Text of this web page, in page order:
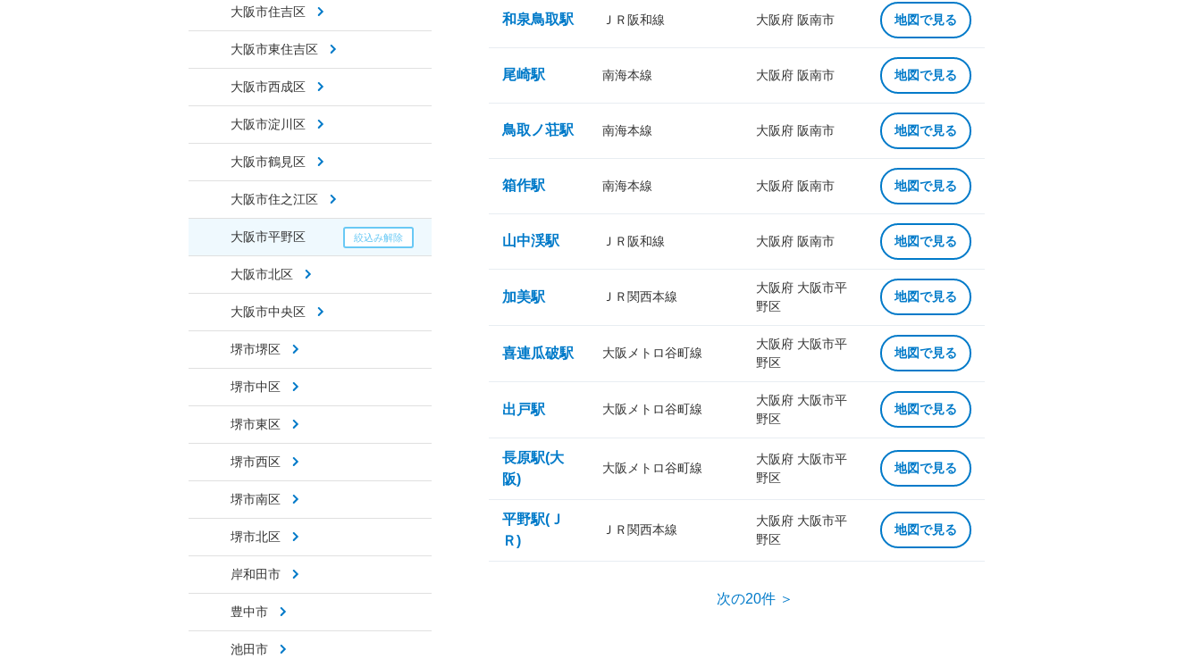
大阪市住吉区
大阪市東住吉区
大阪市西成区
大阪市淀川区
大阪市鶴見区
大阪市住之江区
大阪市平野区
大阪市北区
大阪市中央区
堺市堺区
堺市中区
堺市東区
堺市西区
堺市南区
堺市北区
岸和田市
豊中市
池田市
和泉鳥取駅 ＪＲ阪和線 大阪府 阪南市 地図で見る
尾崎駅 南海本線 大阪府 阪南市 地図で見る
鳥取ノ荘駅 南海本線 大阪府 阪南市 地図で見る
箱作駅 南海本線 大阪府 阪南市 地図で見る
山中渓駅 ＪＲ阪和線 大阪府 阪南市 地図で見る
加美駅 ＪＲ関西本線
大阪府 大阪市平
野区
地図で見る
喜連瓜破駅 大阪メトロ谷町線
大阪府 大阪市平
野区
地図で見る
出戸駅 大阪メトロ谷町線
大阪府 大阪市平
野区
地図で見る
長原駅(大
阪)
大阪メトロ谷町線
大阪府 大阪市平
野区
地図で見る
平野駅(Ｊ
Ｒ)
ＪＲ関西本線
大阪府 大阪市平
野区
地図で見る
次の20件 ＞